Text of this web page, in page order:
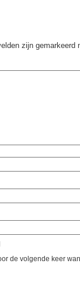
zijn gemarkeerd
de volgende keer